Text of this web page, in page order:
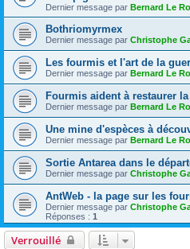
Dernier message par Bernard Le
Bothriomyrmex
Dernier message par Christophe
Les fourmis et l'art de la
Dernier message par Bernard Le
Fourmis aident à restaurer
Dernier message par Bernard Le
Une mine d'espèces à
Dernier message par Bernard Le
Sortie Antarea dans le
Dernier message par Christophe
AntWeb - la page sur les
Dernier message par Christophe
Réponses : 1
Verrouillé